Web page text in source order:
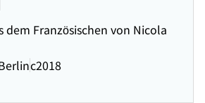
dem Französischen von Nicola
c2018